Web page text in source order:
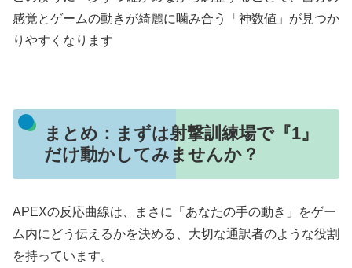
感覚とゲームの動きが綺麗に噛み合う「神数値」が見つか
りやすくなります
まとめ：まずは射撃訓練場で『1』
だけ動かしてみませんか？
APEXの反応曲線は、まさに「あなたの手の動き」をゲー
ム内にどう伝えるかを決める、大切な通訳者のような役割
を持っています。